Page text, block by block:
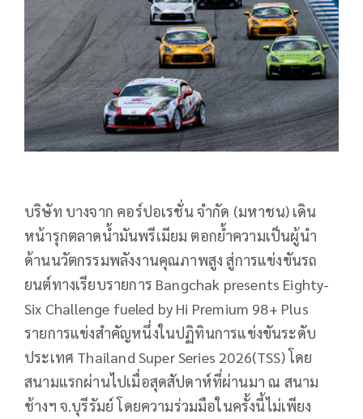
บริษัท บางจาก คอร์ปอเรชั่น จำกัด (มหาชน) เดิน
หน้ารุกตลาดน้ำมันพรีเมียม ตอกย้ำความเป็นผู้นำ
ด้านนวัตกรรมพลังงานคุณภาพสูง สู่การแข่งขันรถ
ยนต์ทางเรียบรายการ Bangchak presents Eighty-
Six Challenge fueled by Hi Premium 98+ Plus
รายการแข่งสำคัญหนึ่งในปฏิทินการแข่งขันระดับ
ประเทศ Thailand Super Series 2026(TSS) โดย
สนามแรกผ่านไปเมื่อสุดสัปดาห์ที่ผ่านมา ณ สนาม
ช้างฯ จ.บุรีรัมย์ โดยความร่วมมือในครั้งนี้ไม่เพียง